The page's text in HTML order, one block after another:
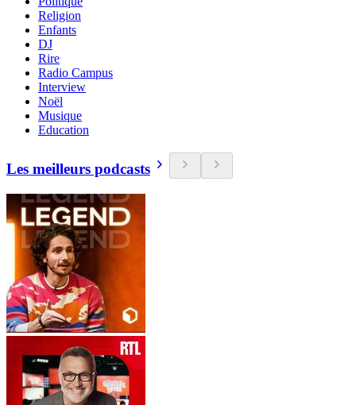
Religion
Enfants
DJ
Rire
Radio Campus
Interview
Noël
Musique
Education
Les meilleurs podcasts